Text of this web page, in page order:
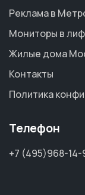
Реклама в
Мониторы в
Жилые дома
Контакты
Политика
Телефон
+7 (495)968-14-